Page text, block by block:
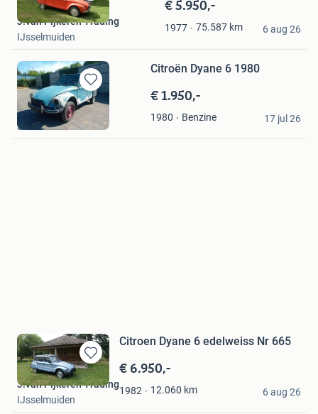
Bewaren
in
Mijn
€ 5.950,-
1977 75.587 km
J.van Pijkeren Trading
IJsselmuiden
6 aug 26
Bewaren
in
Mijn
Favorieten
Citroën Dyane 6 1980
€ 1.950,-
1980 Benzine
RT-Classics
Sittard
17 jul 26
Bewaren
in
Mijn
Citroen Dyane 6 edelweiss Nr 665
€ 6.950,-
1982 12.060 km
J.van Pijkeren Trading
IJsselmuiden
6 aug 26